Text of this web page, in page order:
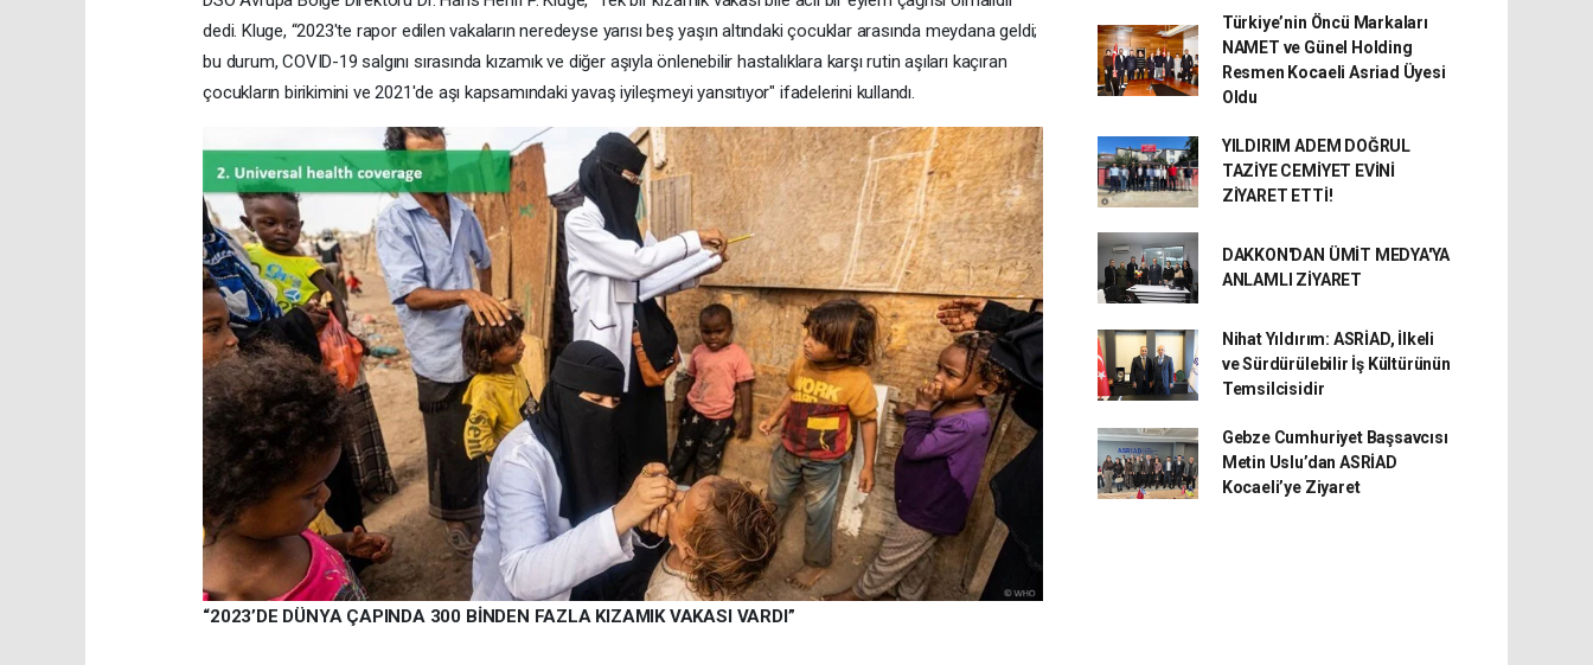
dedi. Kluge, “2023'te rapor edilen vakaların neredeyse yarısı beş yaşın altındaki çocuklar arasında meydana geldi;
bu durum, COVID-19 salgını sırasında kızamık ve diğer aşıyla önlenebilir hastalıklara karşı rutin aşıları kaçıran
çocukların birikimini ve 2021'de aşı kapsamındaki yavaş iyileşmeyi yansıtıyor" ifadelerini kullandı.
“2023’DE DÜNYA ÇAPINDA 300 BİNDEN FAZLA KIZAMIK VAKASI VARDI”
Türkiye’nin Öncü Markaları
NAMET ve Günel Holding
Resmen Kocaeli Asriad Üyesi
Oldu
YILDIRIM ADEM DOĞRUL
TAZİYE CEMİYET EVİNİ
ZİYARET ETTİ!
DAKKON'DAN ÜMİT MEDYA'YA
ANLAMLI ZİYARET
Nihat Yıldırım: ASRİAD, İlkeli
ve Sürdürülebilir İş Kültürünün
Temsilcisidir
Gebze Cumhuriyet Başsavcısı
Metin Uslu’dan ASRİAD
Kocaeli’ye Ziyaret